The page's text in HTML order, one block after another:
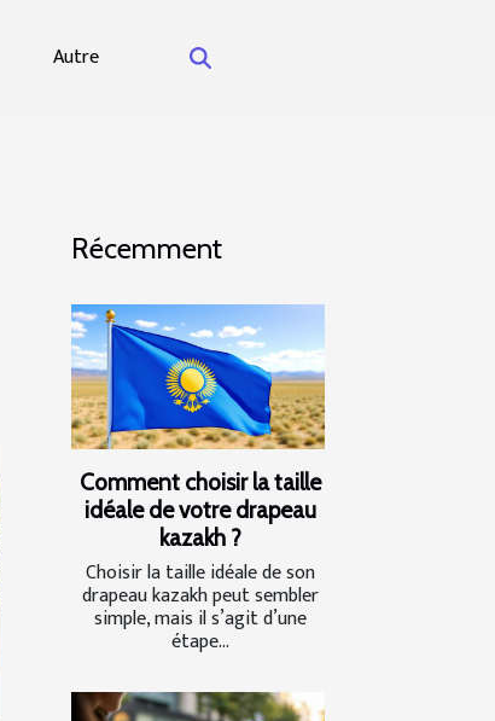
Autre
Récemment
Comment choisir la taille
idéale de votre drapeau
kazakh ?
Choisir la taille idéale de son
drapeau kazakh peut sembler
simple, mais il s’agit d’une
étape...